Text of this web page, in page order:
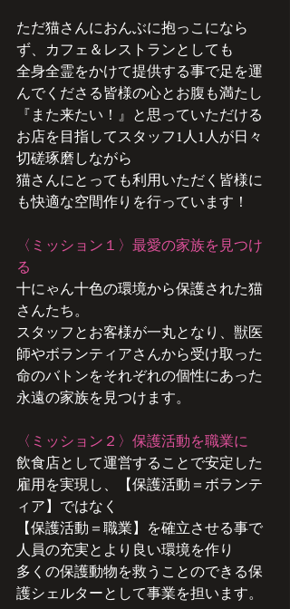
ただ猫さんにおんぶに抱っこになら
ず、カフェ＆レストランとしても
全身全霊をかけて提供する事で足を運
んでくださる皆様の心とお腹も満たし
『また来たい！』と思っていただける
お店を目指してスタッフ1人1人が日々
切磋琢磨しながら
猫さんにとっても利用いただく皆様に
も快適な空間作りを行っています！
〈​ミッション１〉最愛の家族を見つけ
る
十にゃん十色の環境から保護された猫
さんたち。
スタッフとお客様が一丸となり、獣医
師やボランティアさんから受け取った
命のバトンをそれぞれの個性にあった
永遠の家族を見つけます。
〈ミッション２〉保護活動を職業に
飲食店として運営することで安定した
雇用を実現し、【保護活動＝ボランテ
ィア】ではなく
【保護活動＝職業】を確立させる事で
人員の充実とより良い環境を作り
多くの保護動物を救うことのできる保
護シェルターとして事業を担います。